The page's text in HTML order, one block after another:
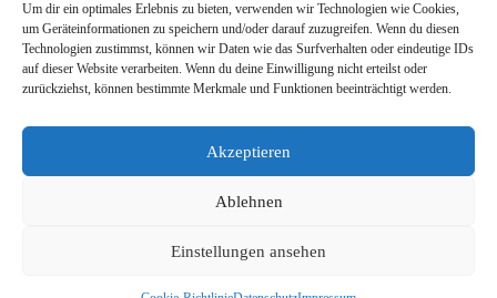
Um dir ein optimales Erlebnis zu bieten, verwenden wir Technologien wie Cookies,
um Geräteinformationen zu speichern und/oder darauf zuzugreifen. Wenn du diesen
Technologien zustimmst, können wir Daten wie das Surfverhalten oder eindeutige IDs
auf dieser Website verarbeiten. Wenn du deine Einwilligung nicht erteilst oder
zurückziehst, können bestimmte Merkmale und Funktionen beeinträchtigt werden.
Akzeptieren
Ablehnen
Einstellungen ansehen
Im Januar 2023 ist es so weit: Medical Mission
Network wird einen ersten medizinischen Einsatz in
organisieren. Unser Ziel: die medizinische
Versorgung in der Region dauerhaft verbessern.
Warum wir uns für Tansania als Einsatzland
6. September 2022